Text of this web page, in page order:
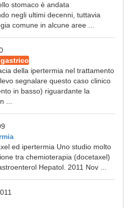
stomaco è andata
negli ultimi decenni, tuttavia
comune in alcune aree ...
della ipertermia nel trattamento
segnalare questo caso clinico
in basso) riguardante la
...
ed ipertermia Uno studio molto
tra chemioterapia (docetaxel)
Hepatol. 2011 Nov ...